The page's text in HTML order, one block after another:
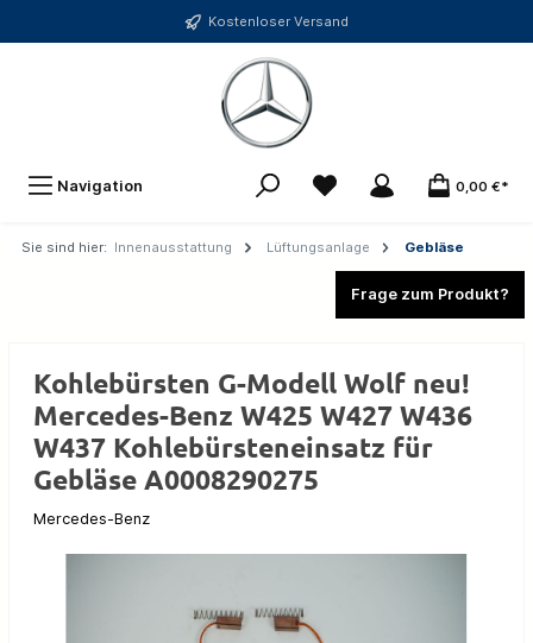
Kostenloser Versand
Navigation 0,00 €*
Sie sind hier: Innenausstattung Lüftungsanlage Gebläse
Frage zum Produkt?
Kohlebürsten G-Modell Wolf neu!
Mercedes-Benz W425 W427 W436
W437 Kohlebürsteneinsatz für
Gebläse A0008290275
Mercedes-Benz